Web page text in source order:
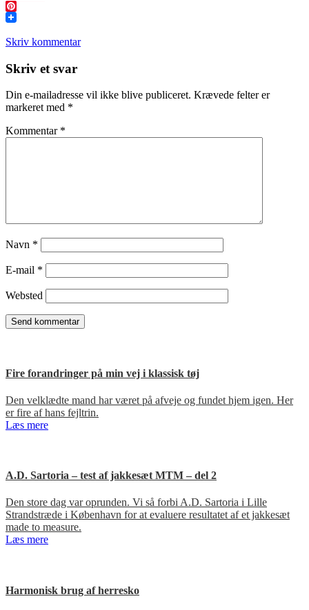
Pinterest
Skriv kommentar
Læserinteraktioner
Skriv et svar
Din e-mailadresse vil ikke blive publiceret. Krævede felter er
markeret med *
Kommentar *
Navn *
E-mail *
Websted
Fire forandringer på min vej i klassisk tøj
Den velklædte mand har været på afveje og fundet hjem igen. Her
er fire af hans fejltrin.
Læs mere
A.D. Sartoria – test af jakkesæt MTM – del 2
Den store dag var oprunden. Vi så forbi A.D. Sartoria i Lille
Strandstræde i København for at evaluere resultatet af et jakkesæt
made to measure.
Læs mere
Harmonisk brug af herresko